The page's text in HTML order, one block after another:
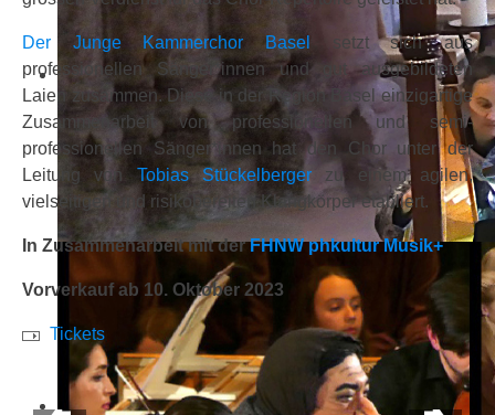
Der Junge Kammerchor Basel
setzt sich aus
professionellen Sänger*innen und gut ausgebildeten
Laien zusammen. Diese in der Region Basel einzigartige
Zusammenarbeit von professionellen und semi-
professionellen Sänger*innen hat den Chor unter der
Leitung von Tobias Stückelberger zu einem agilen,
vielseitigen und risikobereiten Klangkörper etabliert.
In Zusammenarbeit mit derFHNW phkultur Musik+
Vorverkauf ab 10. Oktober 2023
Tickets